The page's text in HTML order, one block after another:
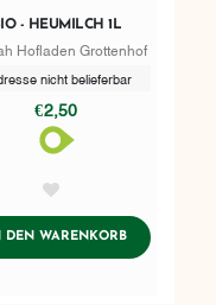
- HEUMILCH 1L
Hofladen Grottenhof
nicht belieferbar
€2,50
DEN WARENKORBADDTOCART